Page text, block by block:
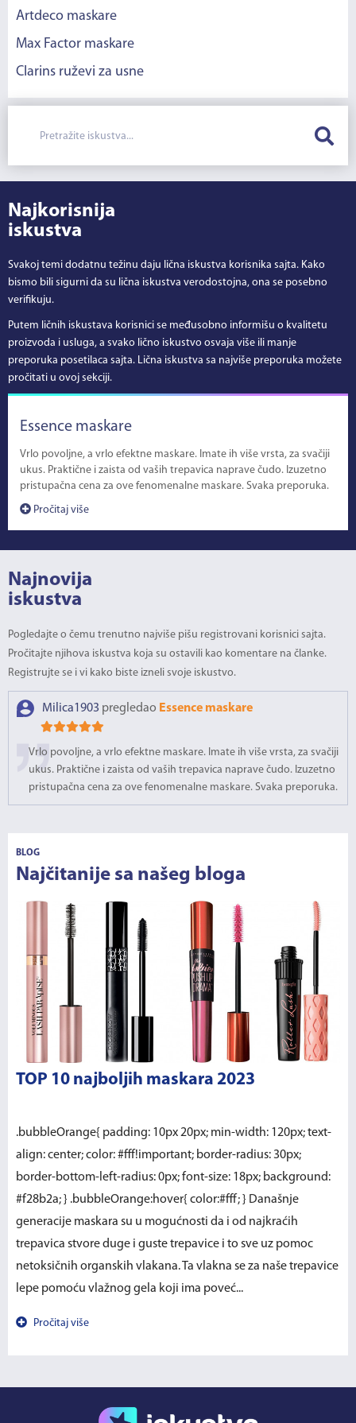
Artdeco maskare
Max Factor maskare
Clarins ruževi za usne
Najkorisnija
iskustva
Svakoj temi dodatnu težinu daju lična iskustva korisnika sajta. Kako
bismo bili sigurni da su lična iskustva verodostojna, ona se posebno
verifikuju.
Putem ličnih iskustava korisnici se međusobno informišu o kvalitetu
proizvoda i usluga, a svako lično iskustvo osvaja više ili manje
preporuka posetilaca sajta. Lična iskustva sa najviše preporuka možete
pročitati u ovoj sekciji.
Essence maskare
Vrlo povoljne, a vrlo efektne maskare. Imate ih više vrsta, za svačiji
ukus. Praktične i zaista od vaših trepavica naprave čudo. Izuzetno
pristupačna cena za ove fenomenalne maskare. Svaka preporuka.
Pročitaj više
Najnovija
iskustva
Pogledajte o čemu trenutno najviše pišu registrovani korisnici sajta.
Pročitajte njihova iskustva koja su ostavili kao komentare na članke.
Registrujte se i vi kako biste izneli svoje iskustvo.
Milica1903 pregledao Essence maskare
Vrlo povoljne, a vrlo efektne maskare. Imate ih više vrsta, za svačiji
ukus. Praktične i zaista od vaših trepavica naprave čudo. Izuzetno
pristupačna cena za ove fenomenalne maskare. Svaka preporuka.
BLOG
Najčitanije sa našeg bloga
TOP 10 najboljih maskara 2023
.bubbleOrange{ padding: 10px 20px; min-width: 120px; text-
align: center; color: #fff!important; border-radius: 30px;
border-bottom-left-radius: 0px; font-size: 18px; background:
#f28b2a; } .bubbleOrange:hover{ color:#fff; } Današnje
generacije maskara su u mogućnosti da i od najkraćih
trepavica stvore duge i guste trepavice i to sve uz pomoc
netoksičnih organskih vlakana. Ta vlakna se za naše trepavice
lepe pomoću vlažnog gela koji ima poveć...
Pročitaj više